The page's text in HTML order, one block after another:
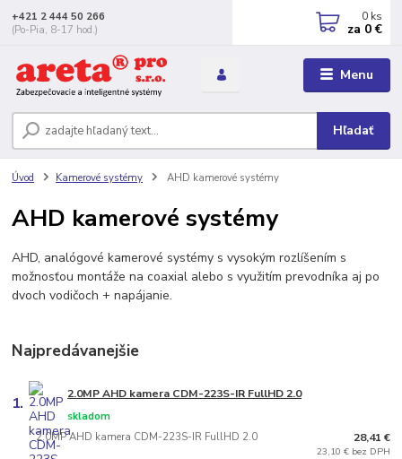
Menu
Hľadať
+421 2 444 50 266
(Po-Pia, 8-17 hod.)
0 ks
za 0 €
Úvod Kamerové systémy AHD kamerové systémy
AHD kamerové systémy
AHD, analógové kamerové systémy s vysokým rozlíšením s
možnosťou montáže na coaxial alebo s využitím prevodníka aj po
dvoch vodičoch + napájanie.
Najpredávanejšie
1. 2.0MP AHD kamera CDM-223S-IR FullHD 2.0
2.0MP AHD kamera CDM-223S-IR FullHD 2.0
skladom
28,41 €
23,10 € bez DPH